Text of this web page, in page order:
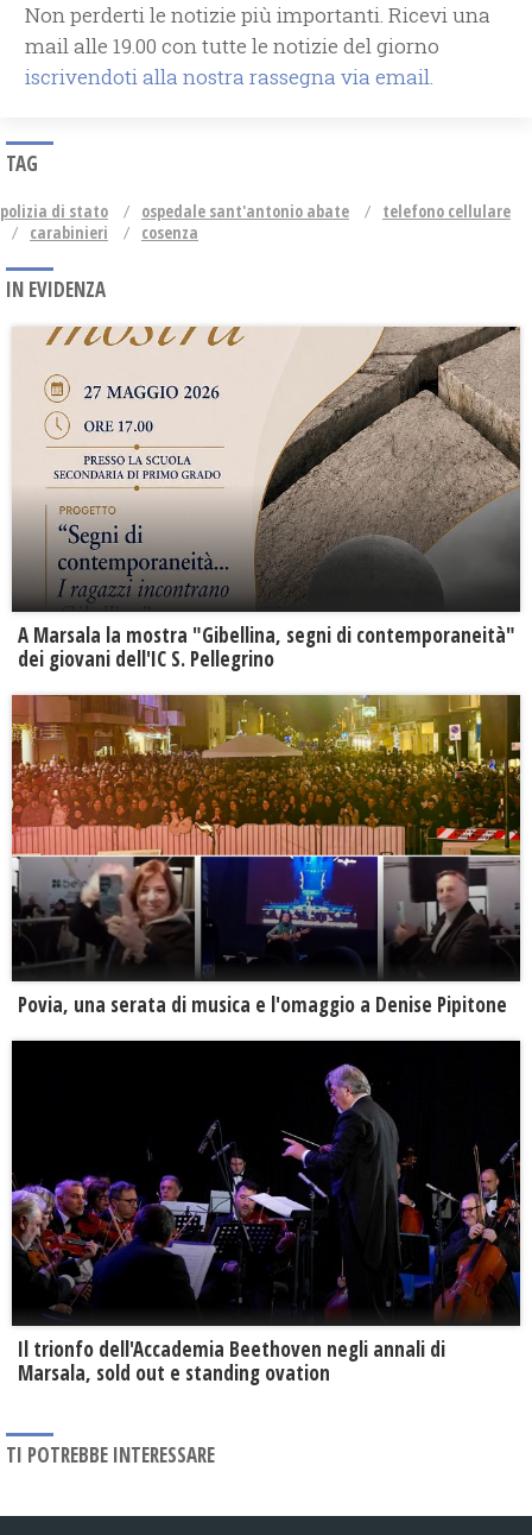
Non perderti le notizie più importanti. Ricevi una
mail alle 19.00 con tutte le notizie del giorno
iscrivendoti alla nostra rassegna via email.
TAG
polizia di stato ospedale sant'antonio abate
telefono cellulare
carabinieri
cosenza
IN EVIDENZA
A Marsala la mostra "Gibellina, segni di contemporaneità"
dei giovani dell'IC S. Pellegrino
Povia, una serata di musica e l'omaggio a Denise Pipitone
Il trionfo dell'Accademia Beethoven negli annali di
Marsala, sold out e standing ovation
TI POTREBBE INTERESSARE